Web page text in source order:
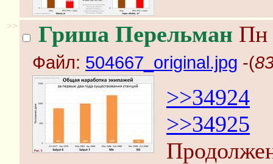
>> Гриша Перельман Пн
Файл: 504667_original.jpg -(
>>34924
>>34925